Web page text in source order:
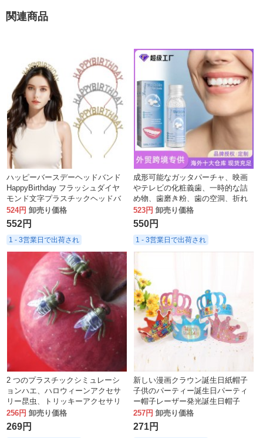
関連商品
ハッピーバースデーヘッドバンド
HappyBirthday フラッシュダイヤ
モンド文字プラスチックヘッドバ
ンド面白いパーティーパーティー
ヘアアクセサリー
524円 卸売り価格
552円
1 - 3営業日で出荷され
成形可能なガッタパーチャ、映画
やテレビの化粧義歯、一時的な詰
め物、歯磨き粉、歯の空洞、折れ
た歯、隙間の修復
523円 卸売り価格
550円
1 - 3営業日で出荷され
2 つのプラスチックシミュレーシ
ョンハエ、ハロウィーンアクセサ
リー昆虫、トリッキーアクセサリ
ーハエ 1.5/2.2 センチメートル
256円 卸売り価格
269円
新しい漫画クラウン誕生日紙帽子
子供のパーティー誕生日パーティ
ー帽子レーザー発光誕生日帽子
257円 卸売り価格
271円